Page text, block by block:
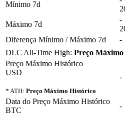
Mínimo 7d
Máximo 7d
-
Diferença Mínimo / Máximo 7d
-
DLC All-Time High: Preço
Preço Máximo Histórico
USD
* ATH: Preço Máximo Histórico
-
Data do Preço Máximo Histórico
BTC
-